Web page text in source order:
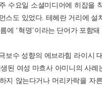
수요일 소셜미디어에 히잡을
스도 있었다. 테헤란 거리에
에 ‘혁명’이라는 단어가 포함
보수 성향의 에브라힘 라이시
된 여성 마흐사 아미니의 사
지 않는다거나 머리카락을 자